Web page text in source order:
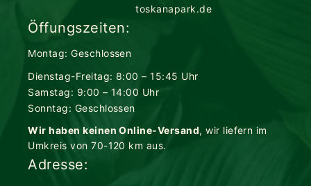
toskanapark.de
Öffungszeiten:
Montag: Geschlossen
Dienstag-Freitag: 8:00 – 15:45 Uhr
Samstag: 9:00 – 14:00 Uhr
Sonntag: Geschlossen
Wir haben keinen Online-Versand, wir liefern im
Umkreis von 70-120 km aus.
Adresse: